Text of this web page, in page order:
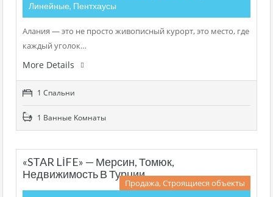
Линейные, Пентхаусы
Алания — это не просто живописный курорт, это место, где
каждый уголок…
More Details
1 Cпальни
1 Bанные Kомнаты
«STAR LİFE» — Мерсин, Томюк,
Недвижимость В Турции
Продажа, Строящиеся объекты